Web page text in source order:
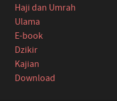
Haji dan Umrah
Ulama
E-book
Dzikir
Kajian
Download